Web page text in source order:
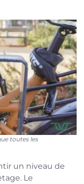
toutes les
un niveau de
Le